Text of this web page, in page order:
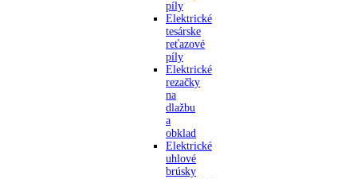
píly
Elektrické
tesárske
reťazové
píly
Elektrické
rezačky
na
dlažbu
a
obklad
Elektrické
uhlové
brúsky